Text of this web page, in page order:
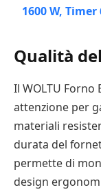
Qualità
Il WOLTU
attenzione per
materiali
durata del
permette di
design